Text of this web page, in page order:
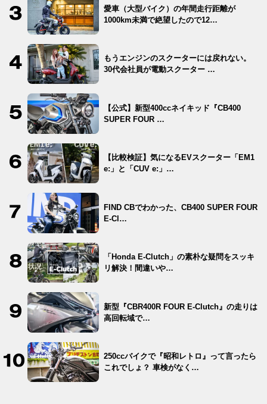
愛車（大型バイク）の年間走行距離が
1000km未満で絶望したので12…
もうエンジンのスクーターには戻れない。
30代会社員が電動スクーター …
【公式】新型400ccネイキッド『CB400
SUPER FOUR …
【比較検証】気になるEVスクーター「EM1
e:」と「CUV e:」…
FIND CBでわかった、CB400 SUPER FOUR
E-Cl…
「Honda E-Clutch」の素朴な疑問をスッキ
リ解決！間違いや…
新型『CBR400R FOUR E-Clutch』の走りは
高回転域で…
250ccバイクで『昭和レトロ』って言ったら
これでしょ？ 車検がなく…